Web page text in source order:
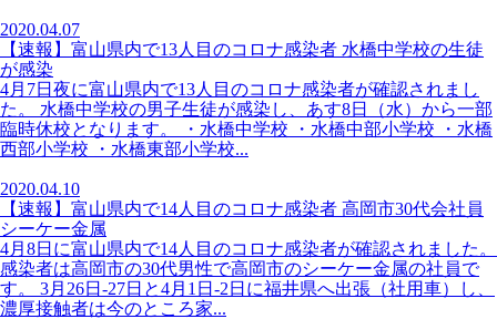
2020.04.07
【速報】富山県内で13人目のコロナ感染者 水橋中学校の生徒
が感染
4月7日夜に富山県内で13人目のコロナ感染者が確認されまし
た。 水橋中学校の男子生徒が感染し、あす8日（水）から一部
臨時休校となります。 ・水橋中学校 ・水橋中部小学校 ・水橋
西部小学校 ・水橋東部小学校...
2020.04.10
【速報】富山県内で14人目のコロナ感染者 高岡市30代会社員
シーケー金属
4月8日に富山県内で14人目のコロナ感染者が確認されました。
感染者は高岡市の30代男性で高岡市のシーケー金属の社員で
す。 3月26日‐27日と4月1日‐2日に福井県へ出張（社用車）し、
濃厚接触者は今のところ家...